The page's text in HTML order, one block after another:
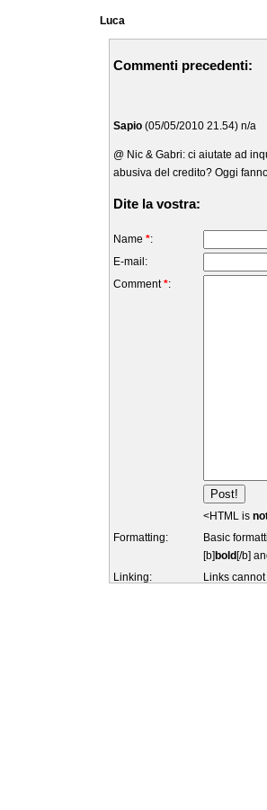
Luca
Commenti precedenti:
Sapio (05/05/2010 21.54) n/a
@ Nic & Gabri: ci aiutate ad
abusiva del credito? Oggi
Dite la vostra:
Name *:
E-mail:
Comment*:
<HTML is
Formatting:
Basic
[b] bold [/b]
Linking:
Links